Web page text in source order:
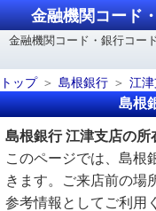
金融機関コード
金融機関コード・銀行コー
トップ
島根銀行 江
島根
島根銀行 江津支店の所
このページでは、島根
きます。ご来店前の場
参考情報としてご利用